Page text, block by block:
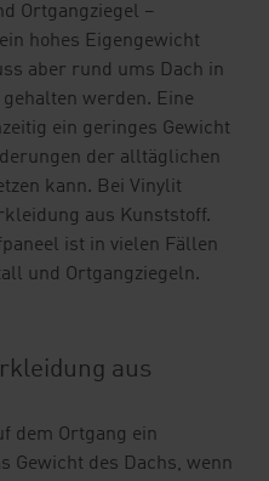
Ortgangziegel –
hohes Eigengewicht
aber rund ums Dach in
werden. Eine
ein geringes Gewicht
der alltäglichen
kann. Bei Vinylit
aus Kunststoff.
ist in vielen Fällen
und Ortgangziegeln.
aus
dem Ortgang ein
Gewicht des Dachs, wenn